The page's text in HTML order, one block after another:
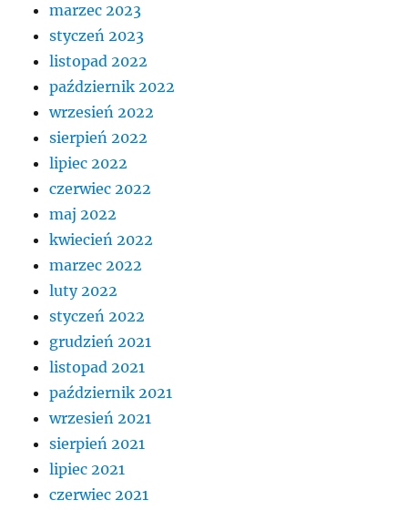
marzec 2023
styczeń 2023
listopad 2022
październik 2022
wrzesień 2022
sierpień 2022
lipiec 2022
czerwiec 2022
maj 2022
kwiecień 2022
marzec 2022
luty 2022
styczeń 2022
grudzień 2021
listopad 2021
październik 2021
wrzesień 2021
sierpień 2021
lipiec 2021
czerwiec 2021